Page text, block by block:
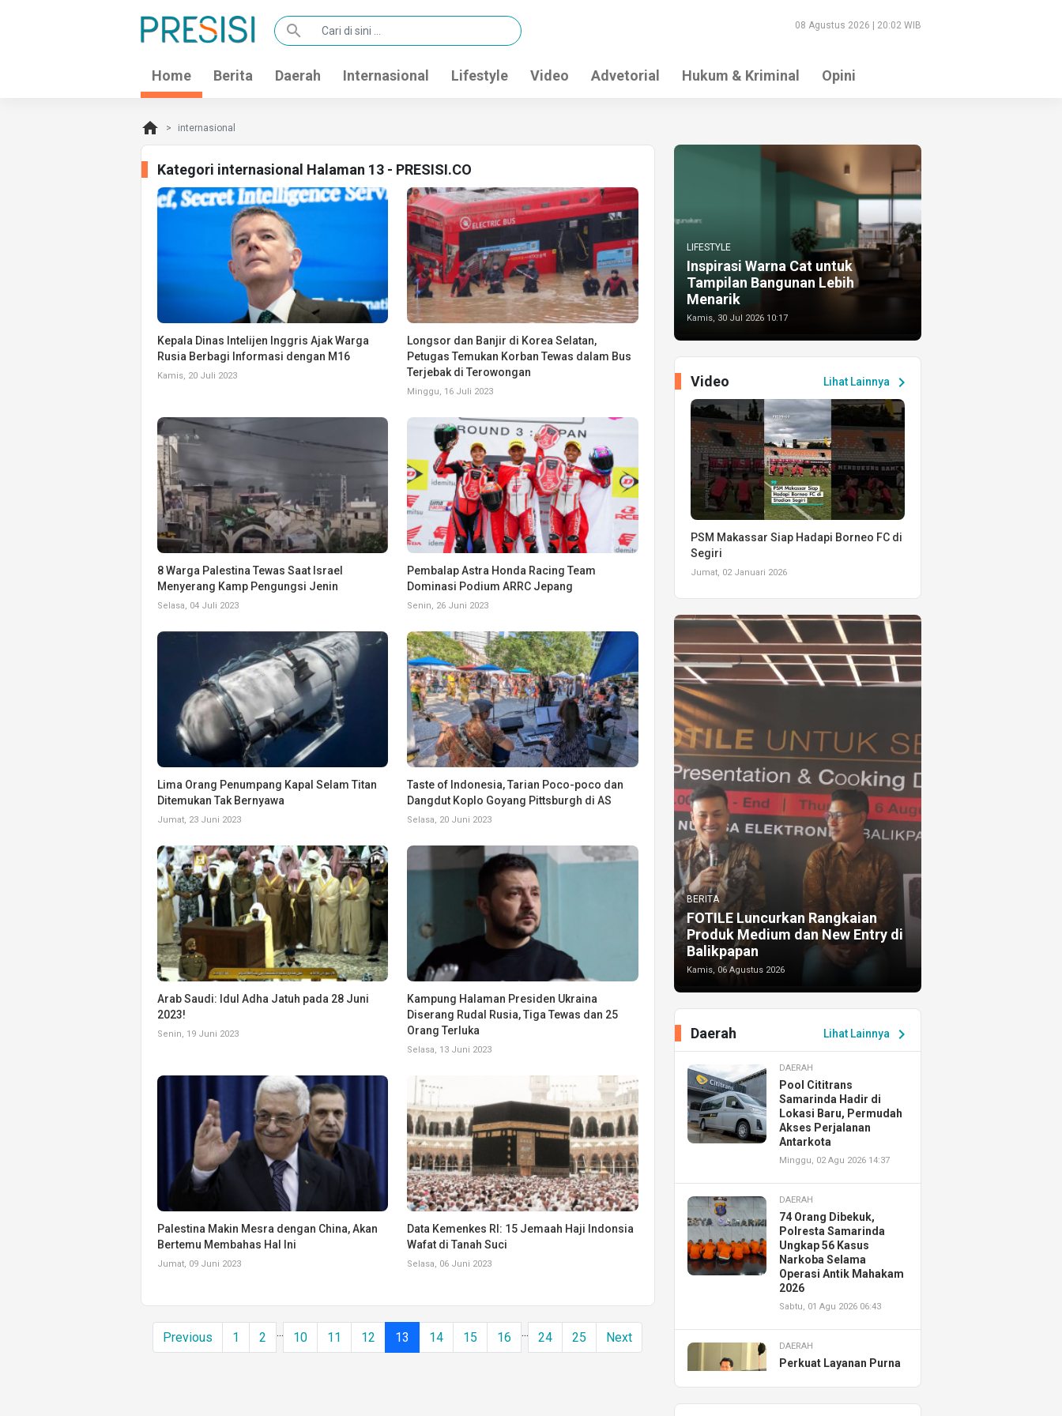
search 08 Agustus 2026 | 20:02 WIB
Home Berita Daerah Internasional Lifestyle Video Advetorial Hukum & Kriminal Opini
home internasional
Kategori internasional Halaman 13 - PRESISI.CO
Kepala Dinas Intelijen Inggris Ajak Warga
Rusia Berbagi Informasi dengan M16
Kamis, 20 Juli 2023
Longsor dan Banjir di Korea Selatan,
Petugas Temukan Korban Tewas dalam Bus
Terjebak di Terowongan
Minggu, 16 Juli 2023
8 Warga Palestina Tewas Saat Israel
Menyerang Kamp Pengungsi Jenin
Selasa, 04 Juli 2023
Pembalap Astra Honda Racing Team
Dominasi Podium ARRC Jepang
Senin, 26 Juni 2023
Lima Orang Penumpang Kapal Selam Titan
Ditemukan Tak Bernyawa
Jumat, 23 Juni 2023
Taste of Indonesia, Tarian Poco-poco dan
Dangdut Koplo Goyang Pittsburgh di AS
Selasa, 20 Juni 2023
Arab Saudi: Idul Adha Jatuh pada 28 Juni
2023!
Senin, 19 Juni 2023
Kampung Halaman Presiden Ukraina
Diserang Rudal Rusia, Tiga Tewas dan 25
Orang Terluka
Selasa, 13 Juni 2023
Palestina Makin Mesra dengan China, Akan
Bertemu Membahas Hal Ini
Jumat, 09 Juni 2023
Data Kemenkes RI: 15 Jemaah Haji Indonsia
Wafat di Tanah Suci
Selasa, 06 Juni 2023
Previous 1 2 ... 10 11 12 13 14 15 16 ... 24 25 Next
LIFESTYLE
Inspirasi Warna Cat untuk
Tampilan Bangunan Lebih
Menarik
Kamis, 30 Jul 2026 10:17
Lihat Lainnya chevron_right
Video
PSM Makassar Siap Hadapi Borneo FC di
Segiri
Jumat, 02 Januari 2026
BERITA
FOTILE Luncurkan Rangkaian
Produk Medium dan New Entry di
Balikpapan
Kamis, 06 Agustus 2026
Lihat Lainnya chevron_right
Daerah
DAERAH
Pool Cititrans
Samarinda Hadir di
Lokasi Baru, Permudah
Akses Perjalanan
Antarkota
Minggu, 02 Agu 2026 14:37
DAERAH
74 Orang Dibekuk,
Polresta Samarinda
Ungkap 56 Kasus
Narkoba Selama
Operasi Antik Mahakam
2026
Sabtu, 01 Agu 2026 06:43
DAERAH
Perkuat Layanan Purna
Resmikan AHASS